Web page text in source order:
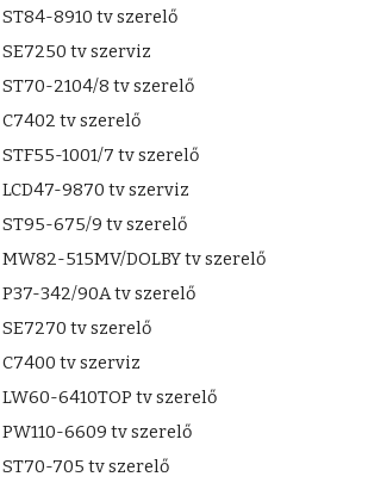
ST84-8910 tv szerelő
SE7250 tv szerviz
ST70-2104/8 tv szerelő
C7402 tv szerelő
STF55-1001/7 tv szerelő
LCD47-9870 tv szerviz
ST95-675/9 tv szerelő
MW82-515MV/DOLBY tv szerelő
P37-342/90A tv szerelő
SE7270 tv szerelő
C7400 tv szerviz
LW60-6410TOP tv szerelő
PW110-6609 tv szerelő
ST70-705 tv szerelő